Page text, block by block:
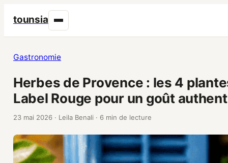
tounsia
Gastronomie
Herbes de Provence : les 4
Label Rouge pour un goût
23 mai 2026 · Leila Benali · 6 min de lecture